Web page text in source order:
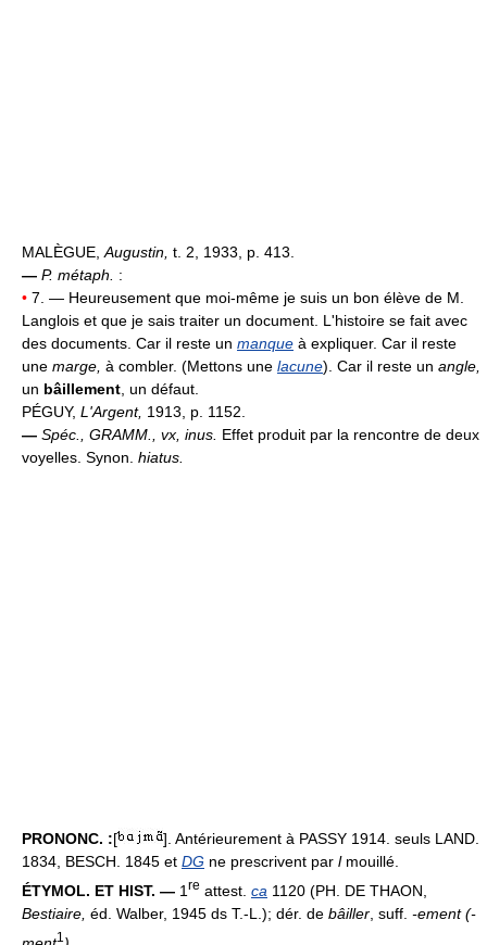
MALÈGUE, Augustin, t. 2, 1933, p. 413.
— P. métaph.
:
• 7. — Heureusement que moi-même je suis un bon élève de M.
Langlois et que je sais traiter un document. L'histoire se fait avec
des documents. Car il reste un manque à expliquer. Car il reste
une marge, à combler. (Mettons une lacune). Car il reste un angle,
un bâillement , un défaut.
PÉGUY, L'Argent, 1913, p. 1152.
— Spéc., GRAMM., vx, inus. Effet produit par la rencontre de deux
voyelles. Synon. hiatus.
PRONONC. :[
]. Antérieurement à PASSY 1914. seuls LAND.
1834, BESCH. 1845 et DG ne prescrivent par lmouillé.
ÉTYMOL. ET HIST. — 1 re attest. ca 1120 (PH. DE THAON,
Bestiaire, éd. Walber, 1945 ds T.-L.); dér. de bâiller , suff. -ement (-
1